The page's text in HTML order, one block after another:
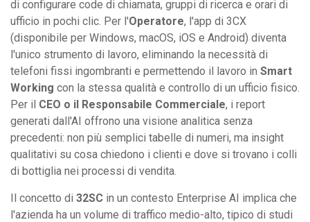
di configurare code di chiamata, gruppi di ricerca e orari di
ufficio in pochi clic. Per l'Operatore, l'app di 3CX
(disponibile per Windows, macOS, iOS e Android) diventa
l'unico strumento di lavoro, eliminando la necessità di
telefoni fissi ingombranti e permettendo il lavoro in Smart
Working con la stessa qualità e controllo di un ufficio fisico.
Per il CEO o il Responsabile Commerciale, i report
generati dall'AI offrono una visione analitica senza
precedenti: non più semplici tabelle di numeri, ma insight
qualitativi su cosa chiedono i clienti e dove si trovano i colli
di bottiglia nei processi di vendita.
Il concetto di 32SC in un contesto Enterprise AI implica che
l'azienda ha un volume di traffico medio-alto, tipico di studi